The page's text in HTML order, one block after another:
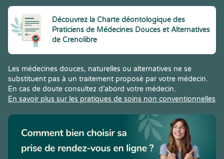
Découvrez la Charte déontologique des
Praticiens de Médecines Douces et Alternatives
de Crenolibre
Les médecines douces, naturelles ou alternatives ne se
substituent pas à un traitement proposé par votre médecin.
En cas de doute consultez d’abord votre médecin.
En savoir plus sur les pratiques de soins non conventionnelles